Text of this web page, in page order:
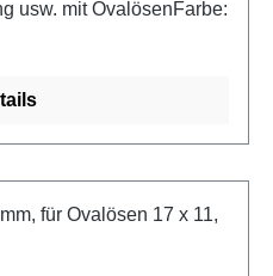
usw. mit OvalösenFarbe: